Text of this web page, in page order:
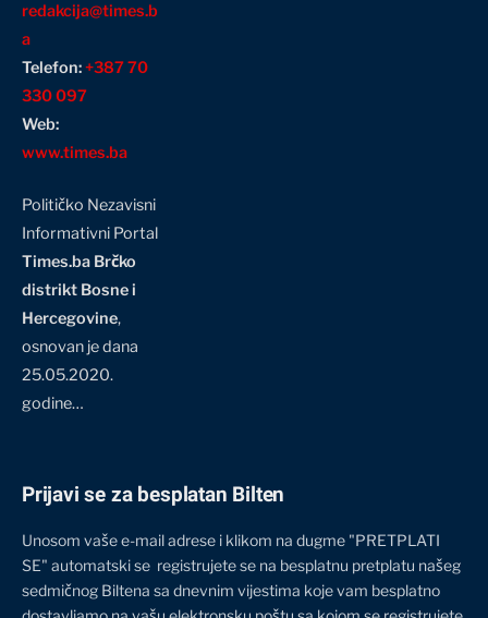
redakcija@times.b
a
Telefon:+387 70
330 097
Web:
www.times.ba
Političko Nezavisni
Informativni Portal
Times.ba Brčko
distrikt Bosne i
Hercegovine,
osnovan je dana
25.05.2020.
godine…
Prijavi se za besplatan Bilten
Unosom vaše e-mail adrese i klikom na dugme "PRETPLATI
SE" automatski se registrujete se na besplatnu pretplatu našeg
sedmičnog Biltena sa dnevnim vijestima koje vam besplatno